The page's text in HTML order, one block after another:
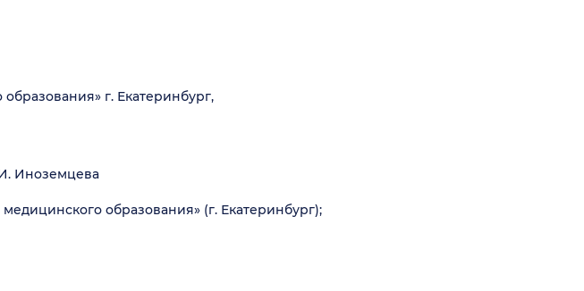
г. Екатеринбург,
Иноземцева
образования» (г. Екатеринбург);